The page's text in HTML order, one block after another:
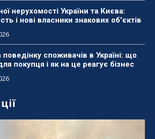
нерухомості України та Києва:
і нові власники знакових об'єктів
поведінку споживачів в Україні: що
покупця і як на це реагує бізнес